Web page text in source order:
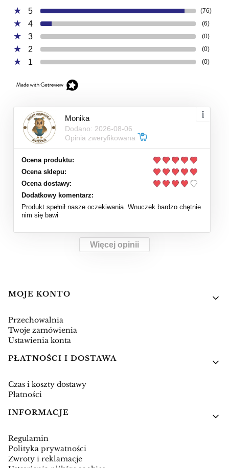
5
(76)
4 (6)
3 (0)
2 (0)
1 (0)
Monika
Dodano: 2026-08-06
Opinia zweryfikowana
Ocena produktu:
Ocena sklepu:
Ocena dostawy:
Dodatkowy komentarz:
Produkt spełnił nasze oczekiwania. Wnuczek bardzo chętnie
nim się bawi
Więcej opinii
Linki w stopce
MOJE KONTO
Przechowalnia
Twoje zamówienia
Ustawienia konta
PŁATNOŚCI I DOSTAWA
Czas i koszty dostawy
Płatności
INFORMACJE
Regulamin
Polityka prywatności
Zwroty i reklamacje